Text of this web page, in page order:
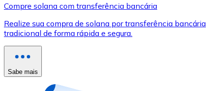
Use cartões Visa e Mastercard para comprar
Comprar com cartão
Compre solana com transferência bancária
Realize sua compra de solana por transferência bancária
tradicional de forma rápida e segura.
Sabe mais